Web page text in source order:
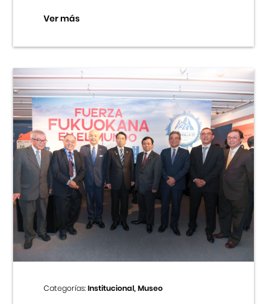
Ver más
Categorías:Institucional, Museo